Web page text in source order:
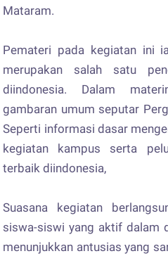
Mataram.
Pemateri pada kegiatan ini
merupakan salah satu
diindonesia. Dalam
gambaran umum seputar
Seperti informasi dasar
kegiatan kampus serta
terbaik diindonesia,
Suasana kegiatan
siswa-siswi yang aktif dalam
menunjukkan antusias yang